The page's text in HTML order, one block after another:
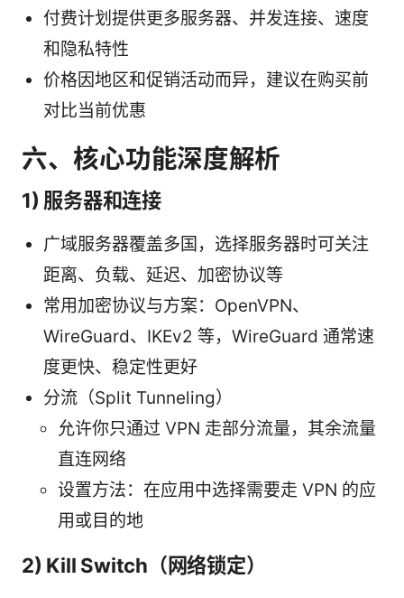
付费计划提供更多服务器、并发连接、速度
和隐私特性
价格因地区和促销活动而异，建议在购买前
对比当前优惠
六、核心功能深度解析
1) 服务器和连接
广域服务器覆盖多国，选择服务器时可关注
距离、负载、延迟、加密协议等
常用加密协议与方案：OpenVPN、
WireGuard、IKEv2 等，WireGuard 通常速
度更快、稳定性更好
分流（Split Tunneling）
允许你只通过 VPN 走部分流量，其余流量
直连网络
设置方法：在应用中选择需要走 VPN 的应
用或目的地
2) Kill Switch（网络锁定）